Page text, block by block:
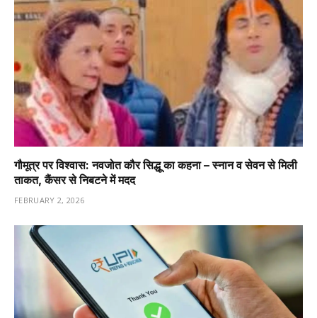
गौमूत्र पर विश्वास: नवजोत कौर सिद्धू का कहना – स्नान व सेवन से मिली
ताकत, कैंसर से निबटने में मदद
FEBRUARY 2, 2026